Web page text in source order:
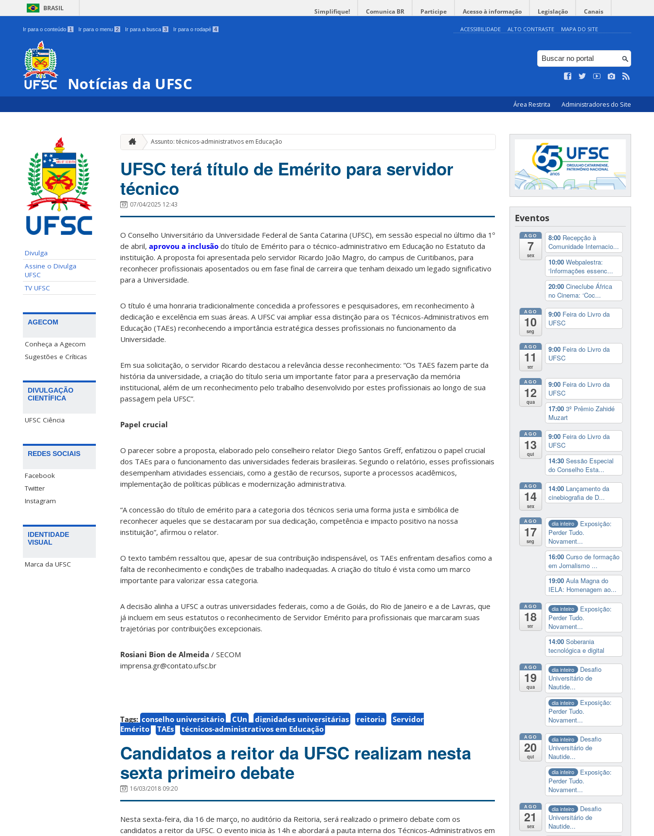
BRASIL Simplifique! Comunica BR Participe Acesso à informação Legislação Canais
Ir para o conteúdo 1 Ir para o menu 2 Ir para a busca 3 Ir para o rodapé 4 ACESSIBILIDADE ALTO CONTRASTE MAPA DO SITE
Notícias da UFSC
Área Restrita Administradores do Site
Divulga
Assine o Divulga
UFSC
TV UFSC
AGECOM
Conheça a Agecom
Sugestões e Críticas
DIVULGAÇÃO
CIENTÍFICA
UFSC Ciência
REDES SOCIAIS
Facebook
Twitter
Instagram
IDENTIDADE
VISUAL
Marca da UFSC
Assunto: técnicos-administrativos em Educação
UFSC terá título de Emérito para servidor
técnico
07/04/2025 12:43
O Conselho Universitário da Universidade Federal de Santa Catarina (UFSC), em sessão especial no último dia 1º
de abril, aprovou a inclusão do título de Emérito para o técnico-administrativo em Educação no Estatuto da
instituição. A proposta foi apresentada pelo servidor Ricardo João Magro, do campus de Curitibanos, para
reconhecer profissionais aposentados ou em fase final de carreira que tenham deixado um legado significativo
para a Universidade.
O título é uma honraria tradicionalmente concedida a professores e pesquisadores, em reconhecimento à
dedicação e excelência em suas áreas. A UFSC vai ampliar essa distinção para os Técnicos-Administrativos em
Educação (TAEs) reconhecendo a importância estratégica desses profissionais no funcionamento da
Universidade.
Em sua solicitação, o servidor Ricardo destacou a relevância desse reconhecimento: “Os TAES fazem parte da
história da universidade, a criação do título seria um importante fator para a preservação da memória
institucional, além de um reconhecimento pelo trabalho desenvolvido por estes profissionais ao longo de sua
passagem pela UFSC”.
Papel crucial
O parecer sobre a proposta, elaborado pelo conselheiro relator Diego Santos Greff, enfatizou o papel crucial
dos TAEs para o funcionamento das universidades federais brasileiras. Segundo o relatório, esses profissionais
desempenham atividades essenciais, como a gestão de recursos, suporte a processos acadêmicos,
implementação de políticas públicas e modernização administrativa.
“A concessão do título de emérito para a categoria dos técnicos seria uma forma justa e simbólica de
reconhecer aqueles que se destacaram por sua dedicação, competência e impacto positivo na nossa
instituição”, afirmou o relator.
O texto também ressaltou que, apesar de sua contribuição indispensável, os TAEs enfrentam desafios como a
falta de reconhecimento e condições de trabalho inadequadas. A criação do título é vista como um marco
importante para valorizar essa categoria.
A decisão alinha a UFSC a outras universidades federais, como a de Goiás, do Rio de Janeiro e a de Lavras, que
já incluem em seus estatutos o reconhecimento de Servidor Emérito para profissionais que marcaram suas
trajetórias por contribuições excepcionais.
Rosiani Bion de Almeida / SECOM
imprensa.gr@contato.ufsc.br
Tags: conselho universitário CUn dignidades universitárias reitoria
Servidor
Emérito
TAEs técnicos-administrativos em Educação
Candidatos a reitor da UFSC realizam nesta
sexta primeiro debate
16/03/2018 09:20
Nesta sexta-feira, dia 16 de março, no auditório da Reitoria, será realizado o primeiro debate com os
candidatos a reitor da UFSC. O evento inicia às 14h e abordará a pauta interna dos Técnicos-Administrativos em
Eventos
AGO
7
sex
8:00 Recepção à
Comunidade Internacio...
10:00 Webpalestra:
‘Informações essenc...
20:00 Cineclube África
no Cinema: ‘Coc...
AGO
10
seg
9:00 Feira do Livro da
UFSC
AGO
11
ter
9:00 Feira do Livro da
UFSC
AGO
12
qua
9:00 Feira do Livro da
UFSC
17:00 3º Prêmio Zahidé
Muzart
AGO
13
qui
9:00 Feira do Livro da
UFSC
14:30 Sessão Especial
do Conselho Esta...
AGO
14
sex
14:00 Lançamento da
cinebiografia de D...
AGO
17
seg
dia inteiro
Exposição:
Perder Tudo.
Novament...
16:00 Curso de formação
em Jornalismo ...
19:00 Aula Magna do
IELA: Homenagem ao...
AGO
18
ter
dia inteiro
Exposição:
Perder Tudo.
Novament...
14:00 Soberania
tecnológica e digital
AGO
19
qua
dia inteiro
Desafio
Universitário de
Nautide...
dia inteiro
Exposição:
Perder Tudo.
Novament...
AGO
20
qui
dia inteiro
Desafio
Universitário de
Nautide...
dia inteiro
Exposição:
Perder Tudo.
Novament...
AGO
21
sex
dia inteiro
Desafio
Universitário de
Nautide...